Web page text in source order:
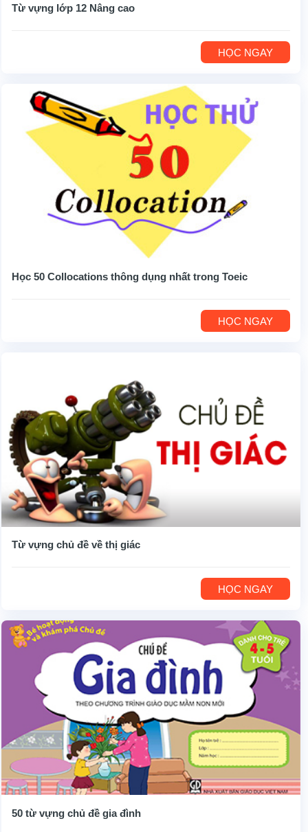
Từ vựng lớp 12 Nâng cao
HỌC NGAY
Học 50 Collocations thông dụng nhất trong Toeic
HỌC NGAY
Từ vựng chủ đề về thị giác
HỌC NGAY
50 từ vựng chủ đề gia đình